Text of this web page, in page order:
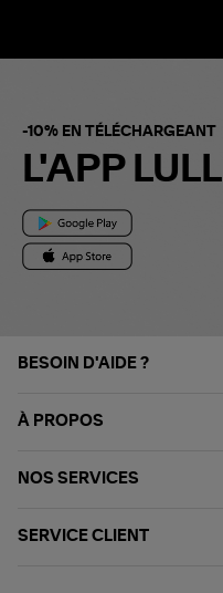
-10% EN TÉLÉCHARGEANT
L'APP LULLI
BESOIN D'AIDE ?
À PROPOS
NOS SERVICES
SERVICE CLIENT